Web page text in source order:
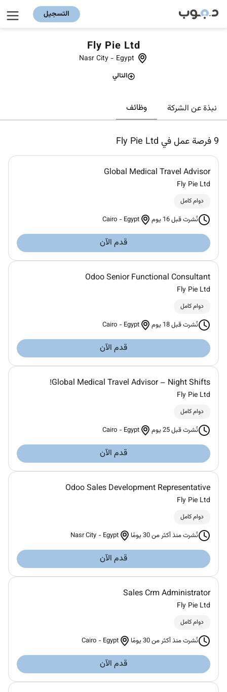
التسجيل
Fly Pie Ltd
Nasr City - Egypt
التالي
نبذة عن الشركة وظائف
9 فرصة عمل في Fly Pie Ltd
Global Medical Travel Advisor
Fly Pie Ltd
دوام كامل
نُشرت قبل 16 يوم Cairo - Egypt
قدم الآن
Odoo Senior Functional Consultant
Fly Pie Ltd
دوام كامل
نُشرت قبل 18 يوم Cairo - Egypt
قدم الآن
Global Medical Travel Advisor – Night Shifts!
Fly Pie Ltd
دوام كامل
نُشرت قبل 25 يوم Cairo - Egypt
قدم الآن
Odoo Sales Development Representative
Fly Pie Ltd
دوام كامل
نُشرت منذ أكثر من 30 يومًا Nasr City - Egypt
قدم الآن
Sales Crm Administrator
Fly Pie Ltd
دوام كامل
نُشرت منذ أكثر من 30 يومًا Cairo - Egypt
قدم الآن